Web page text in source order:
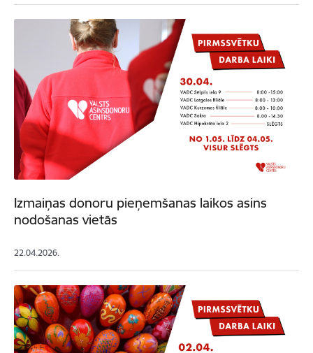
Izmaiņas donoru pieņemšanas laikos asins
nodošanas vietās
22.04.2026.